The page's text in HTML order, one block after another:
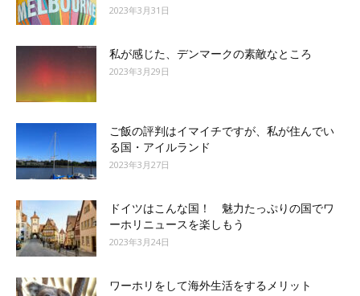
2023年3月31日
私が感じた、デンマークの素敵なところ
2023年3月29日
ご飯の評判はイマイチですが、私が住んでい
る国・アイルランド
2023年3月27日
ドイツはこんな国！ 魅力たっぷりの国でワ
ーホリニュースを楽しもう
2023年3月24日
ワーホリをして海外生活をするメリット